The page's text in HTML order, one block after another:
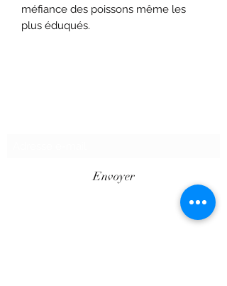
méfiance des poissons même les
plus éduqués.
Envoyer